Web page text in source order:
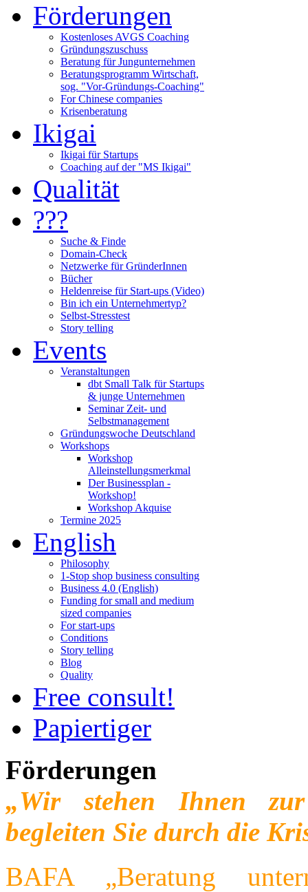
Förderungen
Kostenloses AVGS Coaching
Gründungszuschuss
Beratung für Jungunternehmen
Beratungsprogramm Wirtschaft,
sog. "Vor-Gründungs-Coaching"
For Chinese companies
Krisenberatung
Ikigai
Ikigai für Startups
Coaching auf der "MS Ikigai"
Qualität
???
Suche & Finde
Domain-Check
Netzwerke für GründerInnen
Bücher
Heldenreise für Start-ups (Video)
Bin ich ein Unternehmertyp?
Selbst-Stresstest
Story telling
Events
Veranstaltungen
dbt Small Talk für Startups
& junge Unternehmen
Seminar Zeit- und
Selbstmanagement
Gründungswoche Deutschland
Workshops
Workshop
Alleinstellungsmerkmal
Der Businessplan -
Workshop!
Workshop Akquise
Termine 2025
English
Philosophy
1-Stop shop business consulting
Business 4.0 (English)
Funding for small and medium
sized companies
For start-ups
Conditions
Story telling
Blog
Quality
Free consult!
Papiertiger
Förderungen
„Wir stehen Ihnen
begleiten Sie durch die
BAFA „Beratung